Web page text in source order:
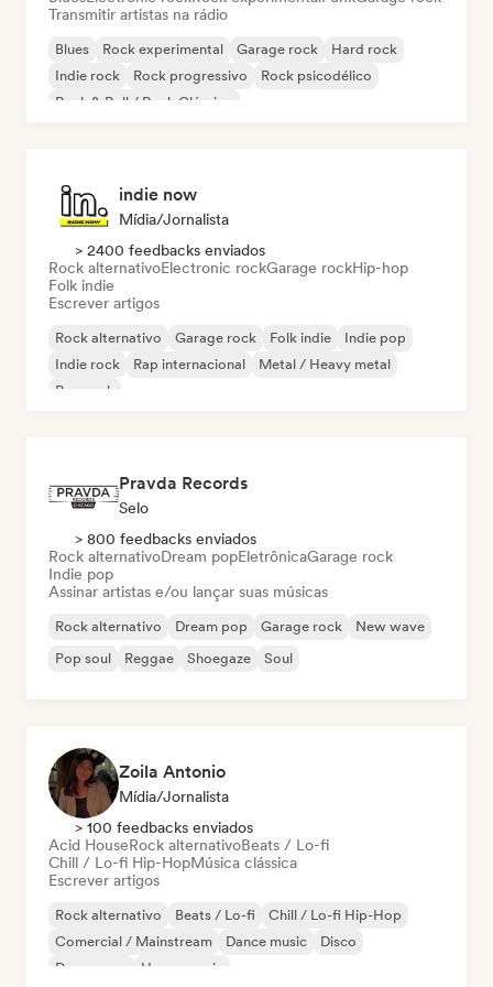
Transmitir artistas na rádio
Blues Rock experimental Garage rock
Hard rock
Indie rock
Rock progressivo
Rock psicodélico
Rock & Roll / Rock Clássico
indie now
Mídia/Jornalista
> 2400 feedbacks enviados
Rock alternativoElectronic rockGarage rockHip-hop
Folk indie
Escrever artigos
Rock alternativo Garage rock Folk indie
Indie pop
Indie rock
Rap internacional
Metal / Heavy metal
Pop rock
Pravda Records
Selo
> 800 feedbacks enviados
Rock alternativoDream popEletrônicaGarage rock
Indie pop
Assinar artistas e/ou lançar suas músicas
Rock alternativo Dream pop Garage rock
New wave
Pop soul
Reggae Shoegaze Soul
Zoila Antonio
Mídia/Jornalista
> 100 feedbacks enviados
Acid HouseRock alternativoBeats / Lo-fi
Chill / Lo-fi Hip-HopMúsica clássica
Escrever artigos
Rock alternativo Beats / Lo-fi
Chill / Lo-fi Hip-Hop
Comercial / Mainstream
Dance music
Disco
Dream pop
House music